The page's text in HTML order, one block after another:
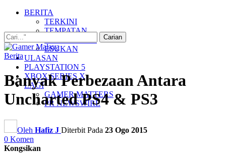
BERITA
TERKINI
TEMPATAN
ESUKAN
ULASAN
PLAYSTATION 5
XBOX SERIES X
LAGI
GAMER MATTERS
PR NEWSWIRE
Berita
Banyak Perbezaan Antara
Uncharted PS4 & PS3
Oleh Hafiz J Diterbit Pada 23 Ogo 2015
0 Komen
Kongsikan